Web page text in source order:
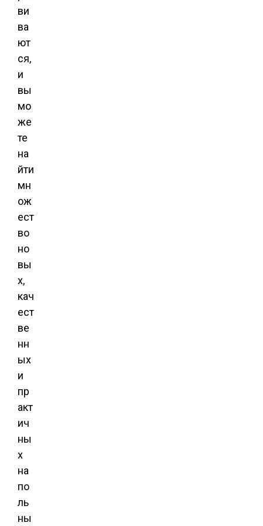
ви
ва
ют
ся,
и
вы
мо
же
те
на
йти
мн
ож
ест
во
но
вы
х,
кач
ест
ве
нн
ых
и
пр
акт
ич
ны
х
на
по
ль
ны